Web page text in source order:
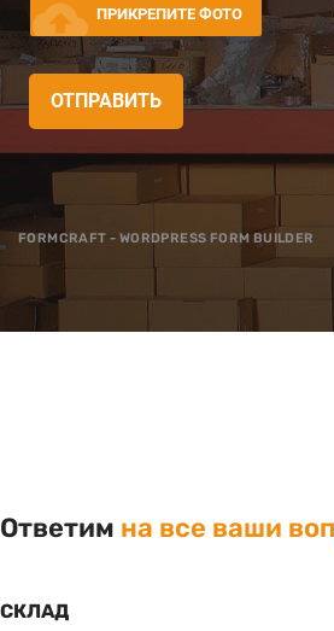
cloud_upload ПРИКРЕПИТЕ ФОТО
ОТПРАВИТЬ
FORMCRAFT - WORDPRESS FORM BUILDER
Ответим на все ваши
СКЛАД